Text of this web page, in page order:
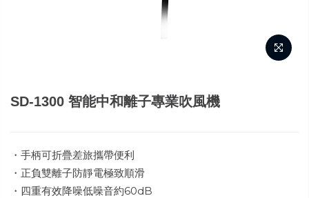
SD-1300 智能中和離子專業吹風機
・手柄可折疊差旅攜帶便利
・正負雙離子防靜電極致順滑
・四重有效降噪低噪音約60dB